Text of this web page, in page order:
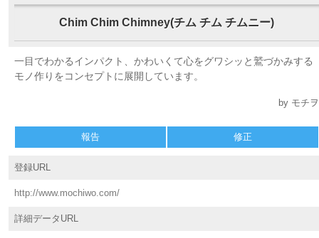
Chim Chim Chimney(チム チム チムニー)
一目でわかるインパクト、かわいくて心をグワシッと鷲づかみする
モノ作りをコンセプトに展開しています。
by モチヲ
報告 修正
登録URL
http://www.mochiwo.com/
詳細データURL